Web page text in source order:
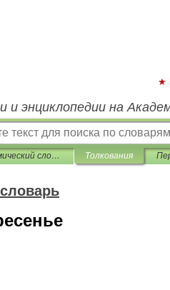
и энциклопедии на
Топонимический словарь Толкования